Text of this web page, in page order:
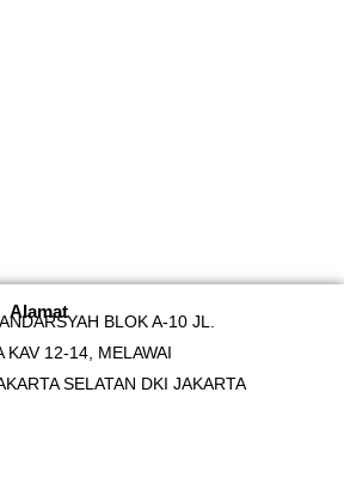
Alamat
BLOK A-10 JL.
KAV 12-14, MELAWAI
SELATAN DKI JAKARTA